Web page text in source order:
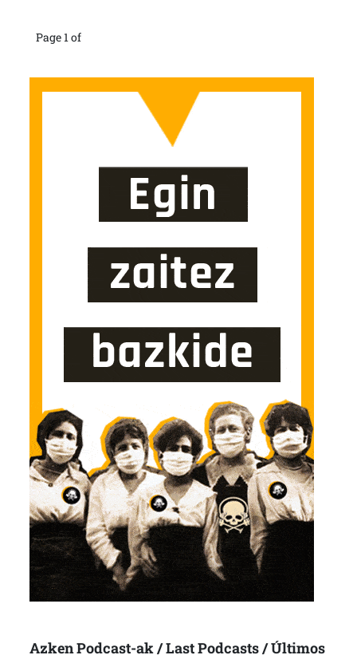
Page 1 of
Azken Podcast-ak / Last Podcasts / Últimos